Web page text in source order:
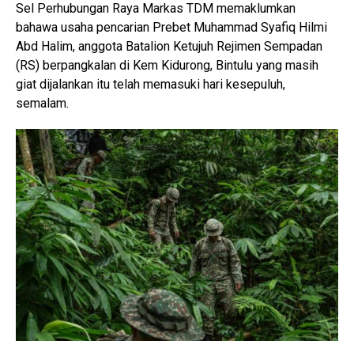
Sel Perhubungan Raya Markas TDM memaklumkan
bahawa usaha pencarian Prebet Muhammad Syafiq Hilmi
Abd Halim, anggota Batalion Ketujuh Rejimen Sempadan
(RS) berpangkalan di Kem Kidurong, Bintulu yang masih
giat dijalankan itu telah memasuki hari kesepuluh,
semalam.